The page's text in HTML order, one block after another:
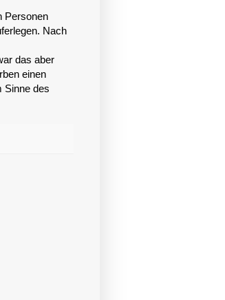
Personen
Nach
das aber
einen
Sinne des